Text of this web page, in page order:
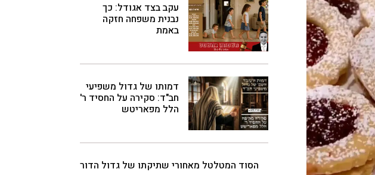
עקב בצד אגודל: כך
נבנית משפחה חזקה
באמת
דמותו של גדול משפיעי
חב"ד: סקירה על החסיד ר'
הלל מפאריטש
הסוד המטלטל מאחורי שתיקתו של גדול הדור